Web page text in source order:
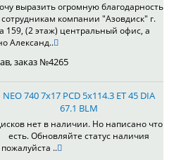
выразить огромную благодарность
сотрудникам компании "Азовдиск" г.
159, (2 этаж) центральный офис, а
Александ..
заказ №4265
NEO 740 7x17 PCD 5x114.3 ET 45 DIA
67.1 BLM
нет в наличии. Но написано что
есть. Обновляйте статус наличия
..